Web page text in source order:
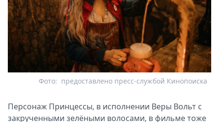
предоставлено пресс-службой Кинопоиска
Фото:
Персонаж Принцессы, в исполнении Веры Вольт с
закрученными зелёными волосами, в фильме тоже